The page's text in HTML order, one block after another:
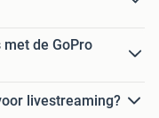
de GoPro
livestreaming?